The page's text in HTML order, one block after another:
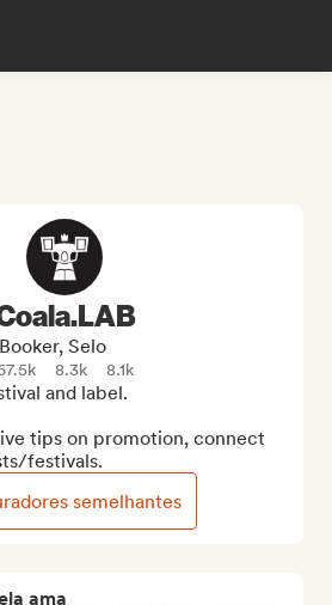
ama
Booker, Selo
8.3k 8.1k
and label.
tips on promotion, connect
festivals.
semelhantes